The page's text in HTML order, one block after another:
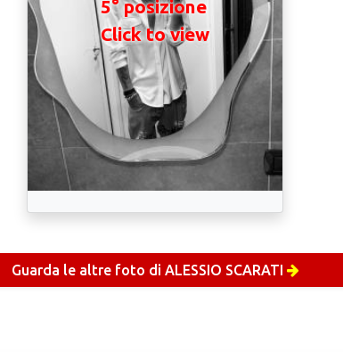
5° posizione
Click to view
Guarda le altre foto di ALESSIO SCARATI